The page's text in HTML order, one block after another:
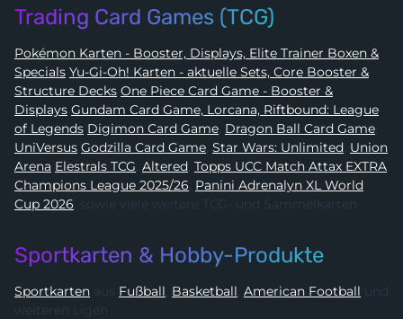
Trading Card Games (TCG)
Pokémon Karten - Booster, Displays, Elite Trainer Boxen &
Specials Yu-Gi-Oh! Karten - aktuelle Sets, Core Booster &
Structure Decks One Piece Card Game - Booster &
Displays Gundam Card Game, Lorcana, Riftbound: League
of Legends
Digimon Card Game, Dragon Ball Card Game,
UniVersus
Godzilla Card Game, Star Wars: Unlimited, Union
Arena
Elestrals TCG, Altered, Topps UCC Match Attax EXTRA
Champions League 2025/26, Panini Adrenalyn XL World
Cup 2026, sowie viele weitere TCG- und Sammelkarten
Sportkarten & Hobby-Produkte
Sportkarten aus Fußball, Basketball, American Football und
weiteren Ligen